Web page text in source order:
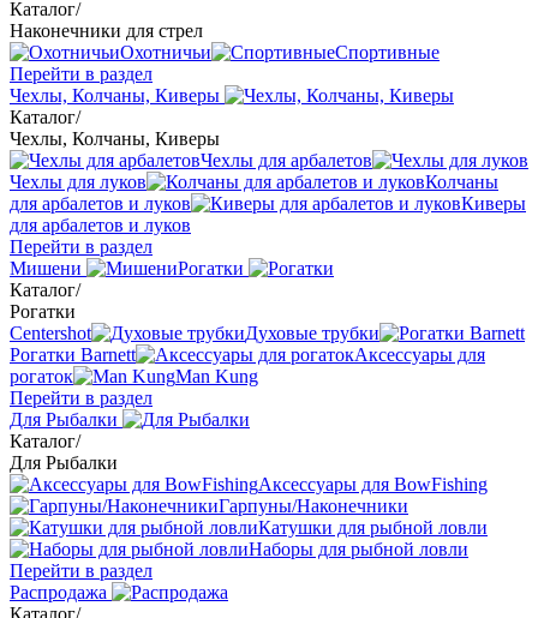
Каталог/
Наконечники для стрел
Охотничьи
Спортивные
Перейти в раздел
Чехлы, Колчаны, Киверы
Каталог/
Чехлы, Колчаны, Киверы
Чехлы для арбалетов
Чехлы для луков
Колчаны
для арбалетов и луков
Киверы
для арбалетов и луков
Перейти в раздел
Мишени
Рогатки
Каталог/
Рогатки
Centershot
Духовые трубки
Рогатки Barnett
Аксессуары для
рогаток
Man Kung
Перейти в раздел
Для Рыбалки
Каталог/
Для Рыбалки
Аксессуары для BowFishing
Гарпуны/Наконечники
Катушки для рыбной ловли
Наборы для рыбной ловли
Перейти в раздел
Распродажа
Каталог/